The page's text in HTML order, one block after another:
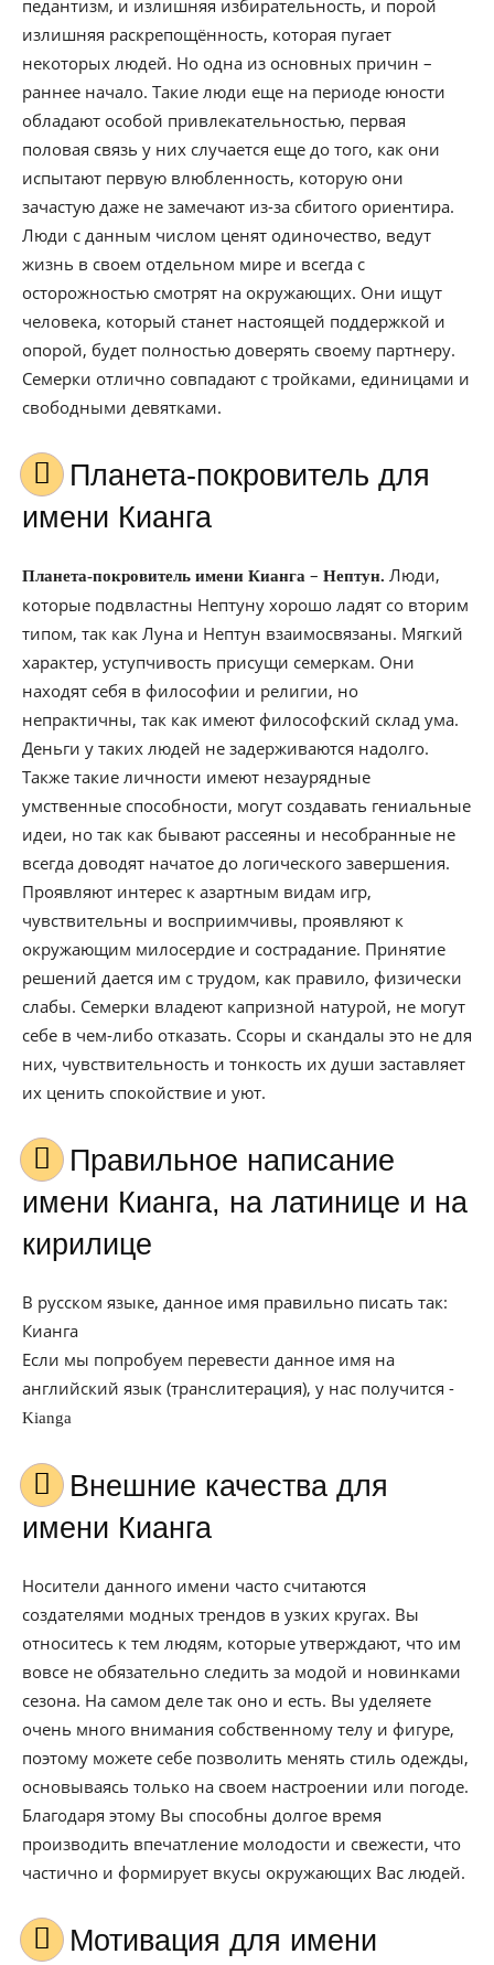
педантизм, и излишняя избирательность, и порой
излишняя раскрепощённость, которая пугает
некоторых людей. Но одна из основных причин –
раннее начало. Такие люди еще на периоде юности
обладают особой привлекательностью, первая
половая связь у них случается еще до того, как они
испытают первую влюбленность, которую они
зачастую даже не замечают из-за сбитого ориентира.
Люди с данным числом ценят одиночество, ведут
жизнь в своем отдельном мире и всегда с
осторожностью смотрят на окружающих. Они ищут
человека, который станет настоящей поддержкой и
опорой, будет полностью доверять своему партнеру.
Семерки отлично совпадают с тройками, единицами и
свободными девятками.
Планета-покровитель для
имени Кианга
Планета-покровитель имени Кианга – Нептун. Люди,
которые подвластны Нептуну хорошо ладят со вторим
типом, так как Луна и Нептун взаимосвязаны. Мягкий
характер, уступчивость присущи семеркам. Они
находят себя в философии и религии, но
непрактичны, так как имеют философский склад ума.
Деньги у таких людей не задерживаются надолго.
Также такие личности имеют незаурядные
умственные способности, могут создавать гениальные
идеи, но так как бывают рассеяны и несобранные не
всегда доводят начатое до логического завершения.
Проявляют интерес к азартным видам игр,
чувствительны и восприимчивы, проявляют к
окружающим милосердие и сострадание. Принятие
решений дается им с трудом, как правило, физически
слабы. Семерки владеют капризной натурой, не могут
себе в чем-либо отказать. Ссоры и скандалы это не для
них, чувствительность и тонкость их души заставляет
их ценить спокойствие и уют.
Правильное написание
имени Кианга, на латинице и на
кирилице
В русском языке, данное имя правильно писать так:
Кианга
Если мы попробуем перевести данное имя на
английский язык (транслитерация), у нас получится -
Kianga
Внешние качества для
имени Кианга
Носители данного имени часто считаются
создателями модных трендов в узких кругах. Вы
относитесь к тем людям, которые утверждают, что им
вовсе не обязательно следить за модой и новинками
сезона. На самом деле так оно и есть. Вы уделяете
очень много внимания собственному телу и фигуре,
поэтому можете себе позволить менять стиль одежды,
основываясь только на своем настроении или погоде.
Благодаря этому Вы способны долгое время
производить впечатление молодости и свежести, что
частично и формирует вкусы окружающих Вас людей.
Мотивация для имени